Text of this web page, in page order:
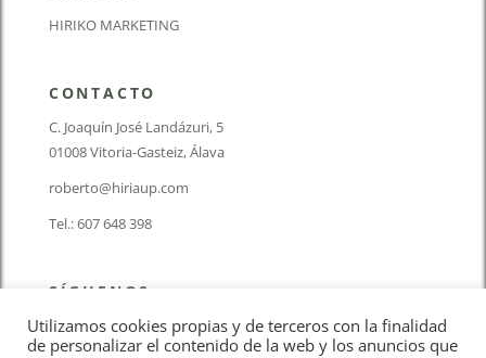
HIRIKO MARKETING
CONTACTO
C. Joaquín José Landázuri, 5
01008 Vitoria-Gasteiz, Álava
roberto@hiriaup.com
Tel.: 607 648 398
SÍGUENOS
Utilizamos cookies propias y de terceros con la finalidad
de personalizar el contenido de la web y los anuncios que